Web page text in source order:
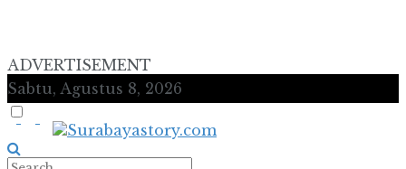
ADVERTISEMENT
Sabtu, Agustus 8, 2026